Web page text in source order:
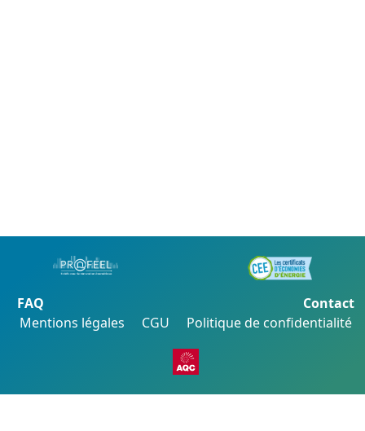
FAQ
Contact
Mentions légales
CGU Politique de confidentialité